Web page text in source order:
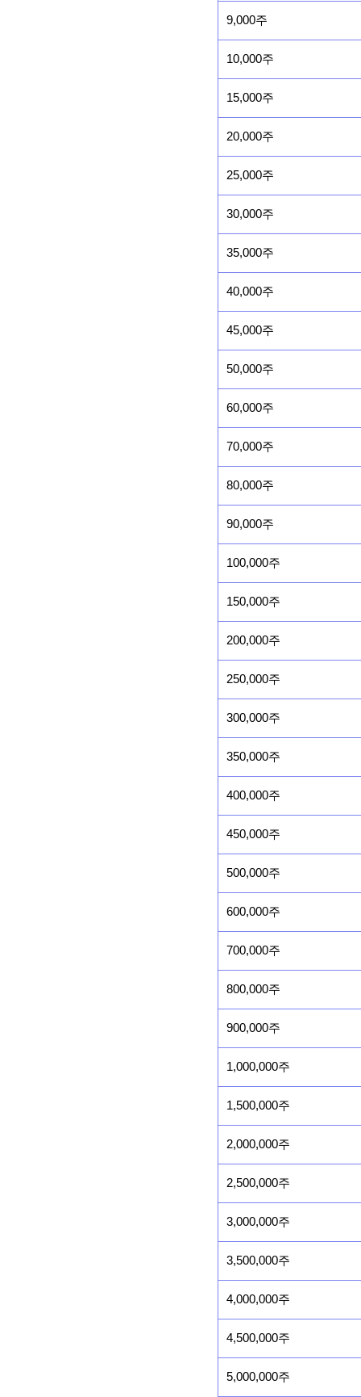
9,000주
10,000주
15,000주
20,000주
25,000주
30,000주
35,000주
40,000주
45,000주
50,000주
60,000주
70,000주
80,000주
90,000주
100,000주
150,000주
200,000주
250,000주
300,000주
350,000주
400,000주
450,000주
500,000주
600,000주
700,000주
800,000주
900,000주
1,000,000주
1,500,000주
2,000,000주
2,500,000주
3,000,000주
3,500,000주
4,000,000주
4,500,000주
5,000,000주